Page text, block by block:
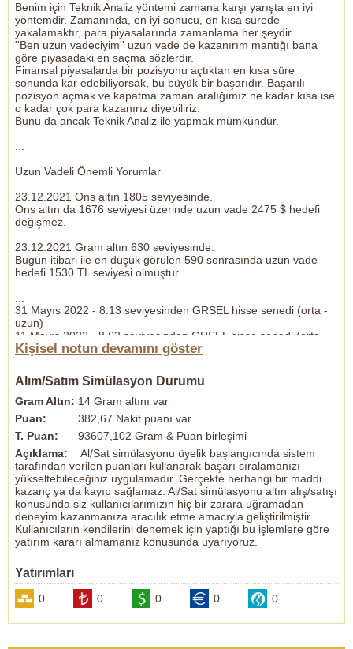
Benim için Teknik Analiz yöntemi zamana karşı yarışta en iyi
yöntemdir. Zamanında, en iyi sonucu, en kısa sürede
yakalamaktır, para piyasalarında zamanlama her şeydir.
''Ben uzun vadeciyim'' uzun vade de kazanırım mantığı bana
göre piyasadaki en saçma sözlerdir.
Finansal piyasalarda bir pozisyonu açtıktan en kısa süre
sonunda kar edebiliyorsak, bu büyük bir başarıdır. Başarılı
pozisyon açmak ve kapatma zaman aralığımız ne kadar kısa ise
o kadar çok para kazanırız diyebiliriz.
Bunu da ancak Teknik Analiz ile yapmak mümkündür.
Uzun Vadeli Önemli Yorumlar
23.12.2021 Ons altın 1805 seviyesinde.
Ons altın da 1676 seviyesi üzerinde uzun vade 2475 $ hedefi
değişmez.
23.12.2021 Gram altın 630 seviyesinde.
Bugün itibari ile en düşük görülen 590 sonrasında uzun vade
hedefi 1530 TL seviyesi olmuştur.
31 Mayıs 2022 - 8.13 seviyesinden GRSEL hisse senedi (orta -
uzun)
11 Mayıs 2022 - 8.62 seviyesinden GRSEL hisse senedi (orta -
uzun)
27 Mayıs 2022 - 61.45 seviyesinden AYCES hisse senedi(orta -
uzun)
25 Nisan 2022 - 69.80 seviyesinden AYCES hisse senedi(orta -
-
(27 Mayıs 2022 - 16.84 seviyesinden RNPOL hissesi %11.64
primle satılmıştır)
20 Mayıs 2022 - 15.08 seviyesinden RNPOL hisse senedi (orta
vadeli)
-
20 Mayıs 2022 - 33.24 seviyesinden KTSKR hisse senedi (orta
vadeli)
20 Mayıs 2022 - 22.86 seviyesinden VBTYZ hisse senedi (orta
vadeli)
-
uzun)
-
25 Mart 2022 - 934 seviyesinde %50 gram altın alınmıştır.
(17 Mayıs 2022 - 930 seviyesinden satılmıştır. )
Kişisel notun devamını göster
Alım/Satım Simülasyon Durumu
Gram Altın: 14 Gram altını var
Puan:
382,67 Nakit puanı var
T. Puan:
93607,102 Gram & Puan birleşimi
Açıklama:
Al/Sat simülasyonu üyelik başlangıcında sistem
tarafından verilen puanları kullanarak başarı sıralamanızı
yükseltebileceğiniz uygulamadır. Gerçekte herhangi bir maddi
kazanç ya da kayıp sağlamaz. Al/Sat simülasyonu altın alış/satışı
konusunda siz kullanıcılarımızın hiç bir zarara uğramadan
deneyim kazanmanıza aracılık etme amacıyla geliştirilmiştir.
Kullanıcıların kendilerini denemek için yaptığı bu işlemlere göre
yatırım kararı almamanız konusunda uyarıyoruz.
Yatırımları
0 0 0 0 0